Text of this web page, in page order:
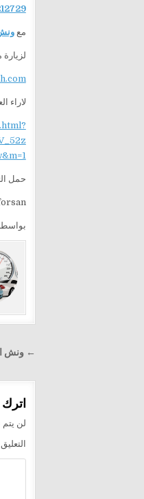
مع
لزيارة
لاراء
حمل
← ونش
اترك
لن يتم
التعليق